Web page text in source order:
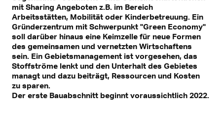
mit Sharing Angeboten z.B. im Bereich
Arbeitsstätten, Mobilität oder Kinderbetreuung. Ein
Gründerzentrum mit Schwerpunkt "Green Economy"
soll darüber hinaus eine Keimzelle für neue Formen
des gemeinsamen und vernetzten Wirtschaftens
sein. Ein Gebietsmanagement ist vorgesehen, das
Stoffströme lenkt und den Unterhalt des Gebietes
managt und dazu beiträgt, Ressourcen und Kosten
zu sparen.
Der erste Bauabschnitt beginnt voraussichtlich 2022.